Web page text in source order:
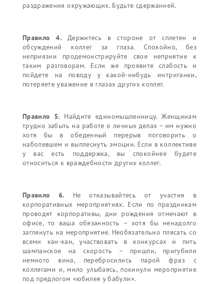
раздражения окружающих. Будьте сдержанней.
Правило 4. Держитесь в стороне от сплетен и
обсуждений коллег за глаза. Спокойно, без
неприязни продемонстрируйте свое неприятие к
таким разговорам. Если же проявите слабость и
пойдете на поводу у какой-нибудь интриганки,
потеряете уважение в глазах других коллег.
Правило 5. Найдите единомышленницу. Женщинам
трудно забыть на работе о личных делах – им нужно
хотя бы в обеденный перерыв поговорить о
наболевшем и выплеснуть эмоции. Если в коллективе
у вас есть поддержка, вы спокойнее будете
относиться к враждебности других коллег.
Правило 6. Не отказывайтесь от участия в
корпоративных мероприятиях. Если по праздникам
проводят корпоративы, дни рождения отмечают в
офисе, то ваша обязанность – хотя бы ненадолго
заглянуть на мероприятие. Необязательно плясать со
всеми кан-кан, участвовать в конкурсах и пить
шампанское на скорость – пришли, пригубили
немного вина, перебросились парой фраз с
коллегами и, мило улыбаясь, покинули мероприятие
под предлогом «юбилея у бабули».